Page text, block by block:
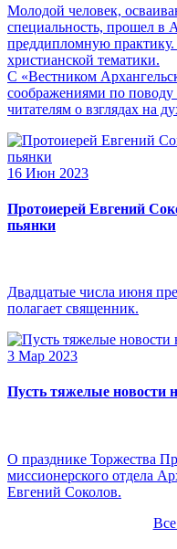
Молодой человек,
специальность, прошел в
преддипломную практику.
христианской тематики.
С «Вестником
соображениями по поводу
читателям о взглядах на
16 Июн 2023
Протоиерей Евгений
пьянки
Двадцатые числа июня
полагает священник.
3 Мар 2023
Пусть тяжелые новости
О празднике Торжества
миссионерского отдела
Евгений Соколов.